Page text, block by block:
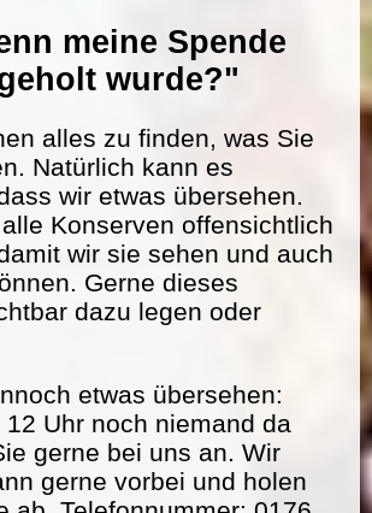
meine Spende
wurde?"
alles zu finden, was Sie
Natürlich kann es
wir etwas übersehen.
Konserven offensichtlich
wir sie sehen und auch
Gerne dieses
dazu legen oder
etwas übersehen:
Uhr noch niemand da
gerne bei uns an. Wir
gerne vorbei und holen